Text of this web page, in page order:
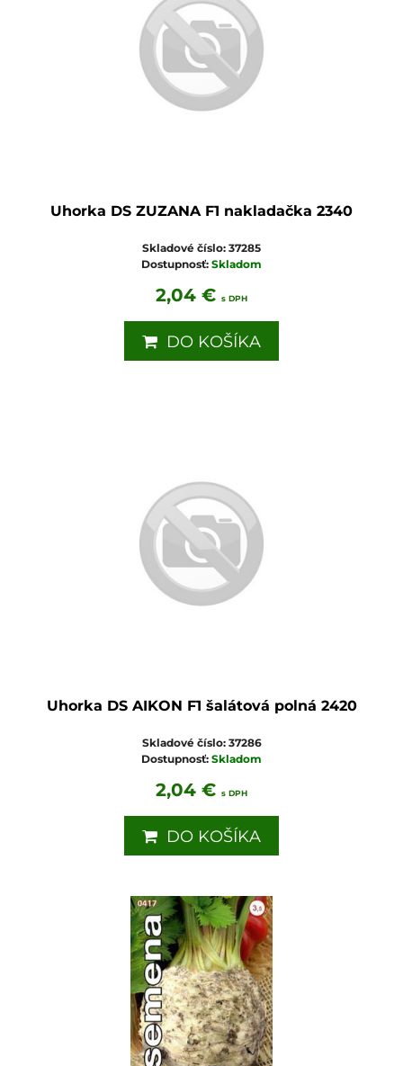
Uhorka DS ZUZANA F1 nakladačka 2340
Skladové číslo: 37285
Dostupnosť: Skladom
2,04 € s DPH
DO KOŠÍKA
Uhorka DS AIKON F1 šalátová polná 2420
Skladové číslo: 37286
Dostupnosť: Skladom
2,04 € s DPH
DO KOŠÍKA